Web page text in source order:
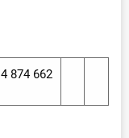
4 874 662